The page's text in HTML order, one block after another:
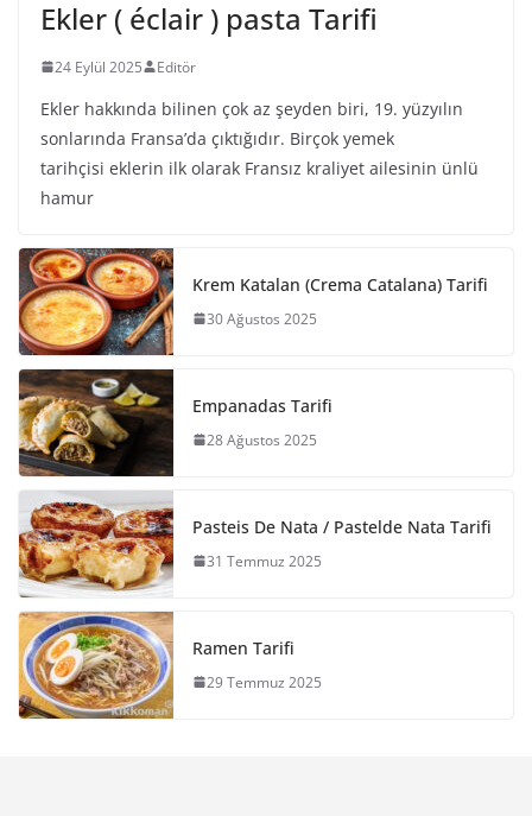
Ekler ( éclair ) pasta Tarifi
24 Eylül 2025 Editör
Ekler hakkında bilinen çok az şeyden biri, 19. yüzyılın
sonlarında Fransa’da çıktığıdır. Birçok yemek
tarihçisi eklerin ilk olarak Fransız kraliyet ailesinin ünlü
hamur
Krem Katalan (Crema Catalana) Tarifi
30 Ağustos 2025
Empanadas Tarifi
28 Ağustos 2025
Pasteis De Nata / Pastelde Nata Tarifi
31 Temmuz 2025
Ramen Tarifi
29 Temmuz 2025